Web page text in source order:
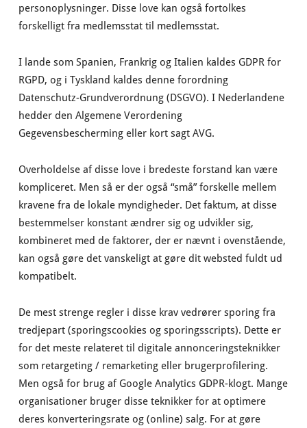
personoplysninger. Disse love kan også fortolkes
forskelligt fra medlemsstat til medlemsstat.
I lande som Spanien, Frankrig og Italien kaldes GDPR for
RGPD, og i Tyskland kaldes denne forordning
Datenschutz-Grundverordnung (DSGVO). I Nederlandene
hedder den Algemene Verordening
Gegevensbescherming eller kort sagt AVG.
Overholdelse af disse love i bredeste forstand kan være
kompliceret. Men så er der også “små” forskelle mellem
kravene fra de lokale myndigheder. Det faktum, at disse
bestemmelser konstant ændrer sig og udvikler sig,
kombineret med de faktorer, der er nævnt i ovenstående,
kan også gøre det vanskeligt at gøre dit websted fuldt ud
kompatibelt.
De mest strenge regler i disse krav vedrører sporing fra
tredjepart (sporingscookies og sporingsscripts). Dette er
for det meste relateret til digitale annonceringsteknikker
som retargeting / remarketing eller brugerprofilering.
Men også for brug af Google Analytics GDPR-klogt. Mange
organisationer bruger disse teknikker for at optimere
deres konverteringsrate og (online) salg. For at gøre